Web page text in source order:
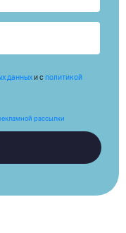
данныхи с политикой
рассылки